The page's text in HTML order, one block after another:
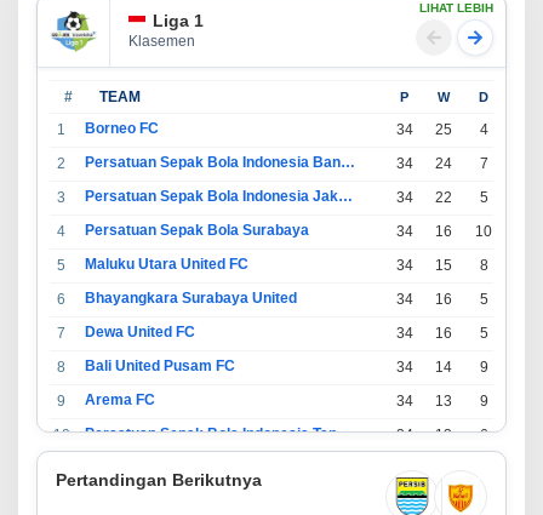
Liga 1
Klasemen
LIHAT LEBIH
# TEAM P W D
1 Borneo FC 34 25 4
2
Persatuan Sepak Bola Indonesia Bandung 34 24 7
3
Persatuan Sepak Bola Indonesia Jakarta 34 22 5
4
Persatuan Sepak Bola Surabaya 34 16 10
5
Maluku Utara United FC 34 15 8
6
Bhayangkara Surabaya United 34 16 5
7
Dewa United FC 34 16 5
8
Bali United Pusam FC 34 14 9
9
Arema FC 34 13 9
10
Persatuan Sepak Bola Indonesia Tangerang 34 13 6
34 11
Pertandingan Berikutnya